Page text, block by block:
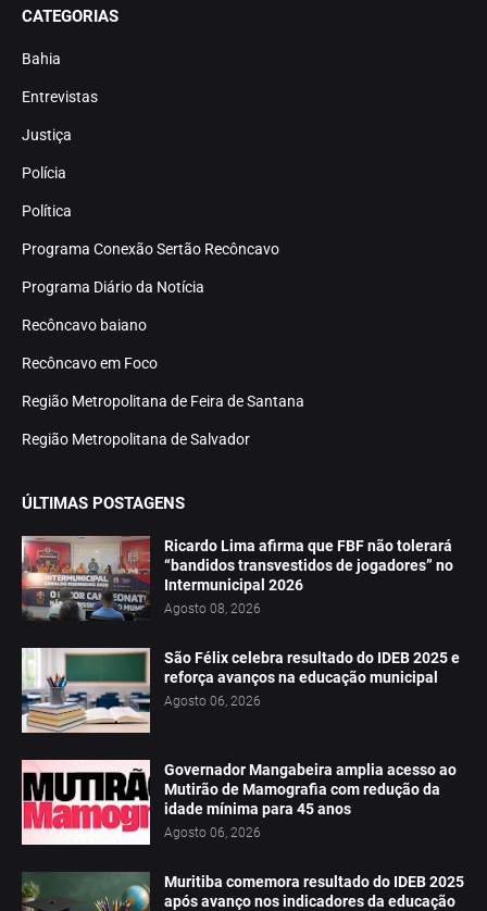
CATEGORIAS
Bahia
Entrevistas
Justiça
Polícia
Política
Programa Conexão Sertão Recôncavo
Programa Diário da Notícia
Recôncavo baiano
Recôncavo em Foco
Região Metropolitana de Feira de Santana
Região Metropolitana de Salvador
ÚLTIMAS POSTAGENS
Ricardo Lima afirma que FBF não tolerará
“bandidos transvestidos de jogadores” no
Intermunicipal 2026
Agosto 08, 2026
São Félix celebra resultado do IDEB 2025 e
reforça avanços na educação municipal
Agosto 06, 2026
Governador Mangabeira amplia acesso ao
Mutirão de Mamografia com redução da
idade mínima para 45 anos
Agosto 06, 2026
Muritiba comemora resultado do IDEB 2025
após avanço nos indicadores da educação